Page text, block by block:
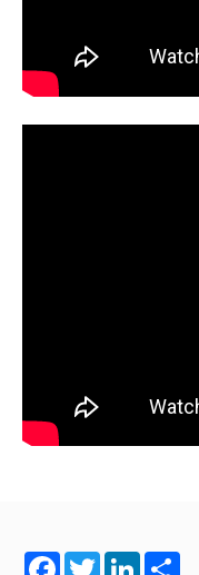
Facebook
TwitterLinkedIn